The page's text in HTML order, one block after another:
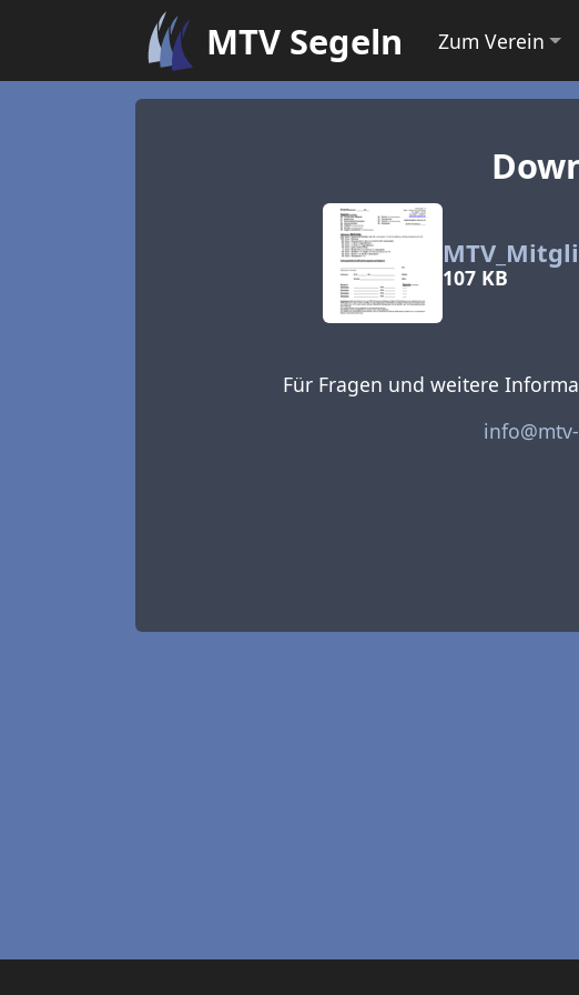
Skip to main content
MTV Segeln Zum Verein
107 KB
Für Fragen und weitere